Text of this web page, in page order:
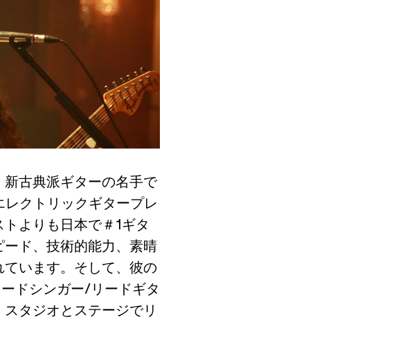
古典派ギターの名手で
クトリックギタープレ
よりも日本で＃1ギタ
ド、技術的能力、素晴
います。そして、彼の
ドシンガー/リードギタ
タジオとステージでリ